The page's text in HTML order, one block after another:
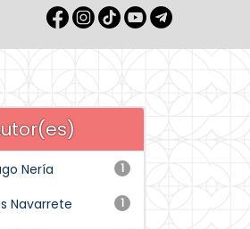
1
Nería
1
Navarrete